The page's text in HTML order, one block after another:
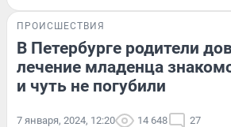
ПРОИСШЕСТВИЯ
В Петербурге родители
лечение младенца
и чуть не погубили
7 января, 2024, 12:20 14 648 27